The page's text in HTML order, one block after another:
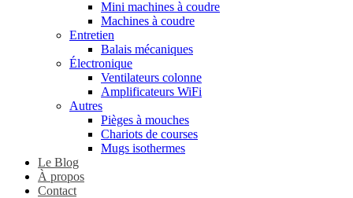
Mini machines à coudre
Machines à coudre
Entretien
Balais mécaniques
Électronique
Ventilateurs colonne
Amplificateurs WiFi
Autres
Pièges à mouches
Chariots de courses
Mugs isothermes
Le Blog
À propos
Contact